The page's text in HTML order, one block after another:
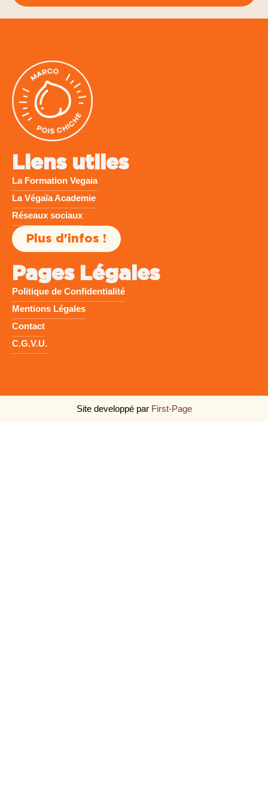
Liens utiles
La Formation Vegaia
La Végaïa Academie
Réseaux sociaux
Plus d'infos !
Pages Légales
Politique de Confidentialité
Mentions Légales
Contact
C.G.V.U.
Site developpé par First-Page